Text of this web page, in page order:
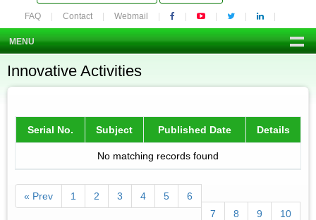
FAQ Contact Webmail
MENU
Innovative Activities
Serial No. Subject Published Date Details
No matching records found
« Prev 1 2 3 4 5
6
7
8 9 10